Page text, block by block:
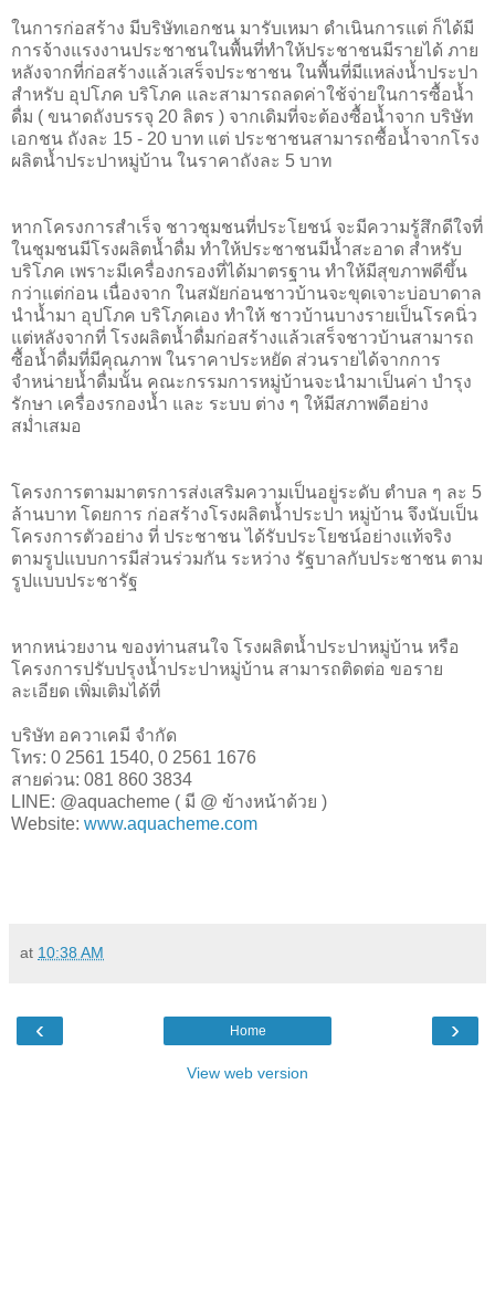
ในการก่อสร้าง มีบริษัทเอกชน มารับเหมา ดำเนินการแต่ ก็ได้มี
การจ้างแรงงานประชาชนในพื้นที่ทำให้ประชาชนมีรายได้ ภาย
หลังจากที่ก่อสร้างแล้วเสร็จประชาชน ในพื้นที่มีแหล่งน้ำประปา
สำหรับ อุปโภค บริโภค และสามารถลดค่าใช้จ่ายในการซื้อน้ำ
ดื่ม ( ขนาดถังบรรจุ 20 ลิตร ) จากเดิมที่จะต้องซื้อน้ำจาก บริษัท
เอกชน ถังละ 15 - 20 บาท แต่ ประชาชนสามารถซื้อน้ำจากโรง
ผลิตน้ำประปาหมู่บ้าน ในราคาถังละ 5 บาท
หากโครงการสำเร็จ ชาวชุมชนที่ประโยชน์ จะมีความรู้สึกดีใจที่
ในชุมชนมีโรงผลิตน้ำดื่ม ทำให้ประชาชนมีน้ำสะอาด สำหรับ
บริโภค เพราะมีเครื่องกรองที่ได้มาตรฐาน ทำให้มีสุขภาพดีขึ้น
กว่าแต่ก่อน เนื่องจาก ในสมัยก่อนชาวบ้านจะขุดเจาะบ่อบาดาล
นำน้ำมา อุปโภค บริโภคเอง ทำให้ ชาวบ้านบางรายเป็นโรคนิ่ว
แต่หลังจากที่ โรงผลิตน้ำดื่มก่อสร้างแล้วเสร็จชาวบ้านสามารถ
ซื้อน้ำดื่มที่มีคุณภาพ ในราคาประหยัด ส่วนรายได้จากการ
จำหน่ายน้ำดื่มนั้น คณะกรรมการหมู่บ้านจะนำมาเป็นค่า บำรุง
รักษา เครื่องรกองน้ำ และ ระบบ ต่าง ๆ ให้มีสภาพดีอย่าง
สม่ำเสมอ
โครงการตามมาตรการส่งเสริมความเป็นอยู่ระดับ ตำบล ๆ ละ 5
ล้านบาท โดยการ ก่อสร้างโรงผลิตน้ำประปา หมู่บ้าน จึงนับเป็น
โครงการตัวอย่าง ที่ ประชาชน ได้รับประโยชน์อย่างแท้จริง
ตามรูปแบบการมีส่วนร่วมกัน ระหว่าง รัฐบาลกับประชาชน ตาม
รูปแบบประชารัฐ
หากหน่วยงาน ของท่านสนใจ โรงผลิตน้ำประปาหมู่บ้าน หรือ
โครงการปรับปรุงน้ำประปาหมู่บ้าน สามารถติดต่อ ขอราย
ละเอียด เพิ่มเติมได้ที่
บริษัท อควาเคมี จำกัด
โทร: 0 2561 1540, 0 2561 1676
สายด่วน: 081 860 3834
LINE: @aquacheme ( มี @ ข้างหน้าด้วย )
Website: www.aquacheme.com
at 10:38 AM
‹ ›
Home
View web version